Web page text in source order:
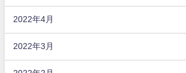
2022年4月
2022年3月